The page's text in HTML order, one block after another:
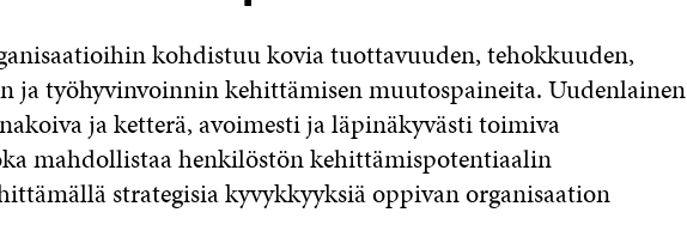
kohdistuu kovia tuottavuuden, tehokkuuden,
ja työhyvinvoinnin kehittämisen muutospaineita. Uudenlainen
ja ketterä, avoimesti ja läpinäkyvästi toimiva
mahdollistaa henkilöstön kehittämispotentiaalin
strategisia kyvykkyyksiä oppivan organisaation